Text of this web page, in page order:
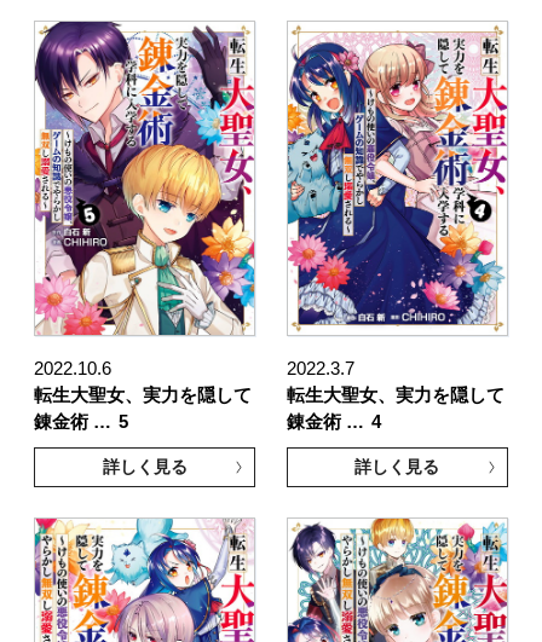
2022.10.6
転生大聖女、実力を隠して
錬金術 … 5
詳しく見る
2022.3.7
転生大聖女、実力を隠して
錬金術 … 4
詳しく見る